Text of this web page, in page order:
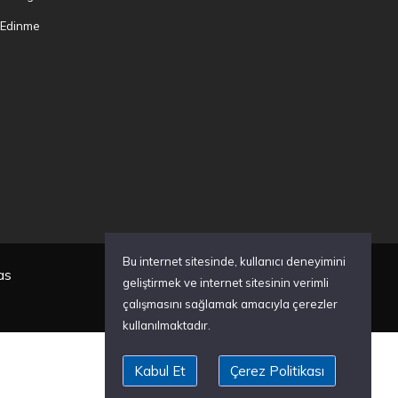
Bu internet sitesinde, kullanıcı deneyimini
geliştirmek ve internet sitesinin verimli
çalışmasını sağlamak amacıyla çerezler
kullanılmaktadır.
Kabul Et Çerez Politikası